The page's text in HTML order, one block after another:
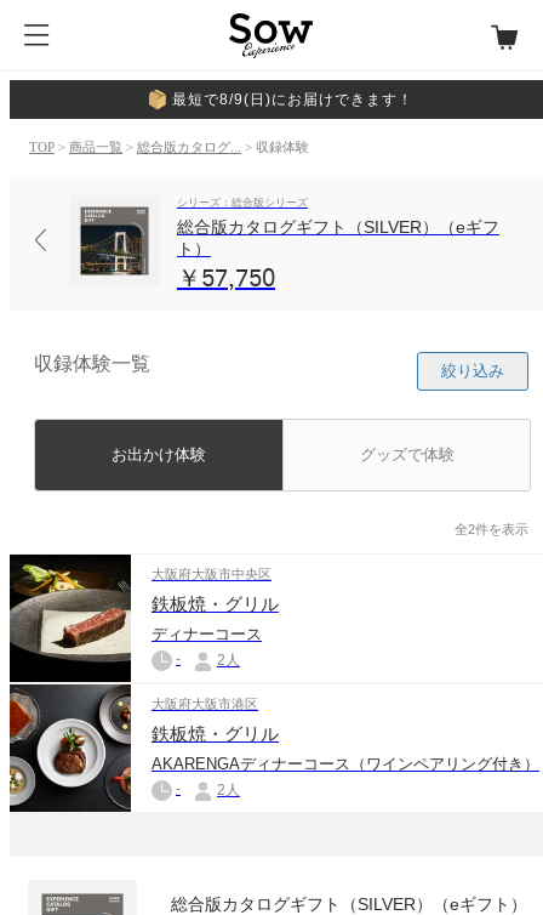
最短で8/9(日)にお届けできます！
TOP > 商品一覧 > 総合版カタログ... > 収録体験
シリーズ：総合版シリーズ
総合版カタログギフト（SILVER）（eギフ
ト）
￥57,750
収録体験一覧 絞り込み
お出かけ体験 グッズで体験
全2件を表示
大阪府大阪市中央区
鉄板焼・グリル
ディナーコース
- 2人
大阪府大阪市港区
鉄板焼・グリル
AKARENGAディナーコース（ワインペアリング付き）
- 2人
総合版カタログギフト（SILVER）（eギフト）